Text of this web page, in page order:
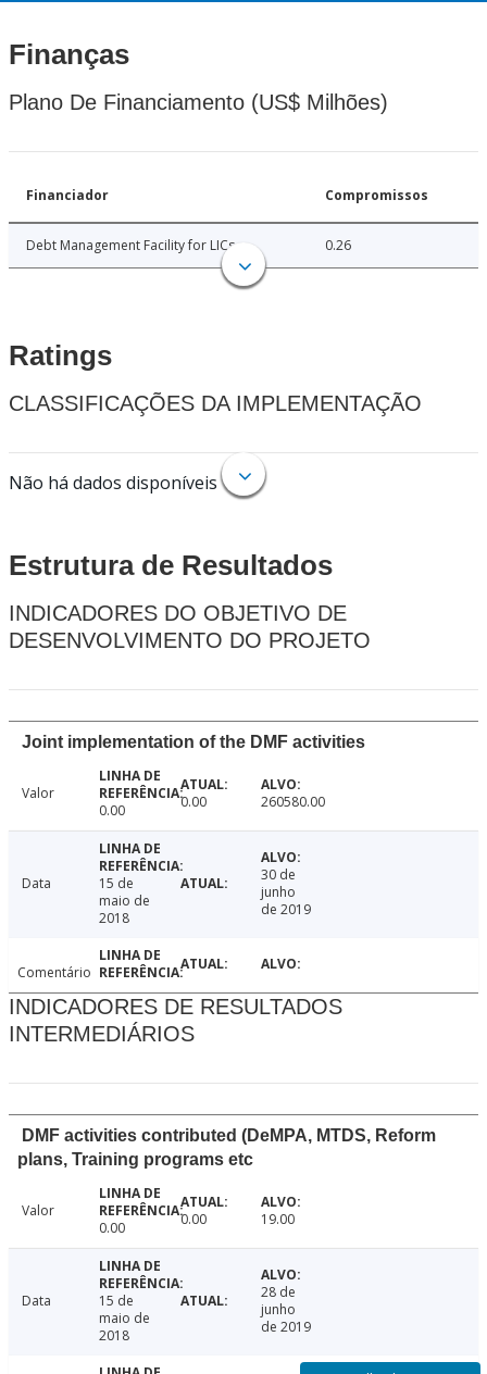
Finanças
Plano De Financiamento (US$ Milhões)
Financiador Compromissos
Debt Management Facility for LICs 0.26
Ratings
CLASSIFICAÇÕES DA IMPLEMENTAÇÃO
Não há dados disponíveis
Estrutura de Resultados
INDICADORES DO OBJETIVO DE
DESENVOLVIMENTO DO PROJETO
Joint implementation of the DMF activities
Valor
0.00
0.00 260580.00
Data
15 de
maio de
2018
30 de
junho
de 2019
Comentário
INDICADORES DE RESULTADOS
INTERMEDIÁRIOS
DMF activities contributed (DeMPA, MTDS, Reform
plans, Training programs etc
Valor
0.00
0.00 19.00
Data
15 de
maio de
2018
28 de
junho
de 2019